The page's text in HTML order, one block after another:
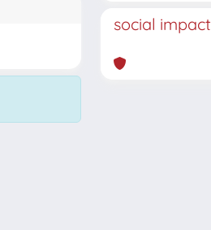
social impact